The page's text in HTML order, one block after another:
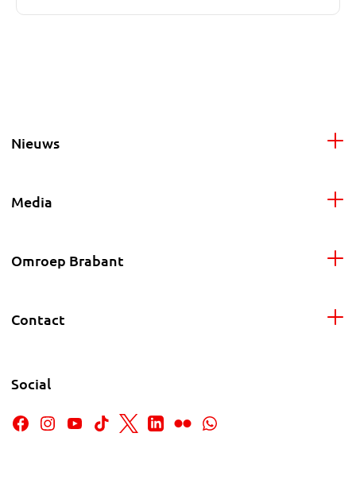
Nieuws
Media
Omroep Brabant
Contact
Social